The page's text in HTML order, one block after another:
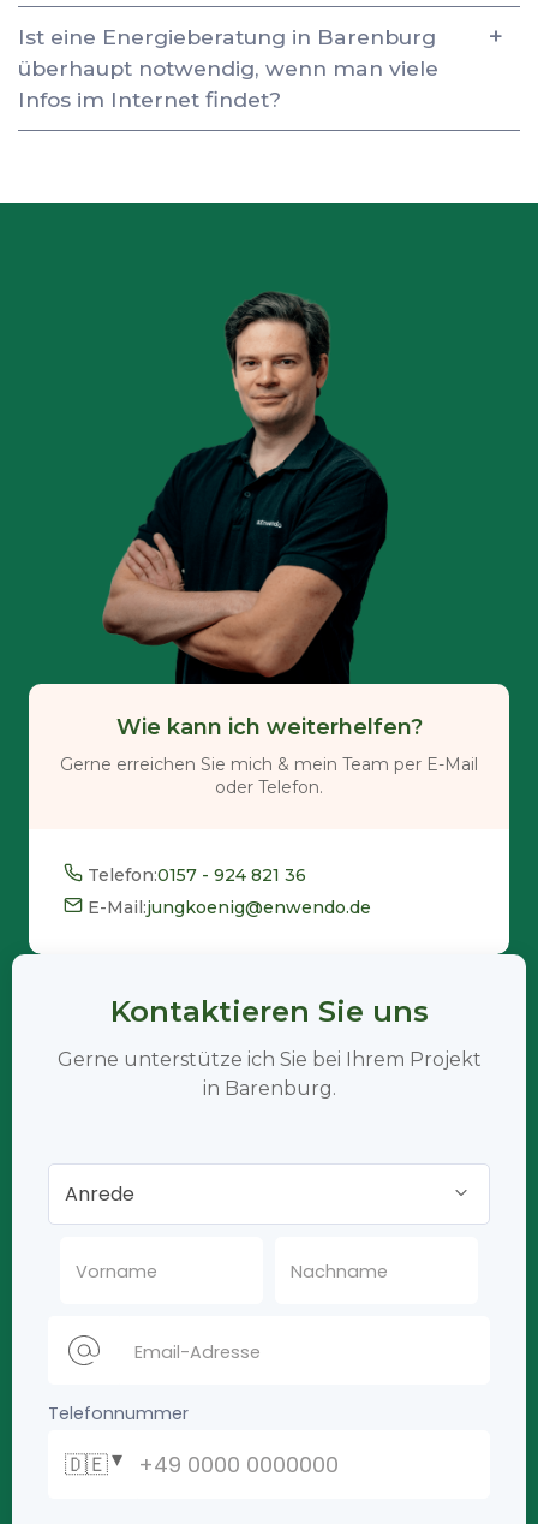
Ist eine Energieberatung in Barenburg
überhaupt notwendig, wenn man viele
Infos im Internet findet?
Wie kann ich weiterhelfen?
Gerne erreichen Sie mich & mein Team per E-Mail
oder Telefon.
Telefon:0157 - 924 821 36
E-Mail:jungkoenig@enwendo.de
Kontaktieren Sie uns
Gerne unterstütze ich Sie bei Ihrem Projekt
in Barenburg.